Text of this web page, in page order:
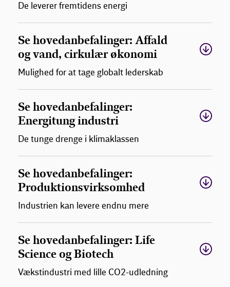
De leverer fremtidens energi
Se hovedanbefalinger: Affald
og vand, cirkulær økonomi
Mulighed for at tage globalt lederskab
Se hovedanbefalinger:
Energitung industri
De tunge drenge i klimaklassen
Se hovedanbefalinger:
Produktionsvirksomhed
Industrien kan levere endnu mere
Se hovedanbefalinger: Life
Science og Biotech
Vækstindustri med lille CO2-udledning